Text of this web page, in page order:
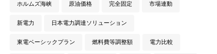
ホルムズ海峡 原油価格 完全固定 市場連動
新電力 日本電力調達ソリューション
東電ベーシックプラン 燃料費等調整額 電力比較